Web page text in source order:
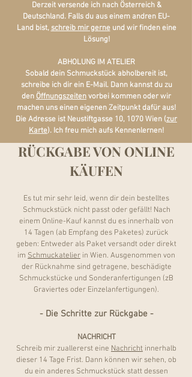
Derzeit versende ich nach Österreich &
Deutschland. Falls du aus einem andren EU-
Land bist, schreib mir gerneund wir finden eine
Lösung!
ABHOLUNG IM ATELIER
Sobald dein Schmuckstück abholbereit ist,
schreibe ich dir ein E-Mail. Dann kannst du zu
den Öffnungszeitenvorbei kommen oder wir
machen uns einen eigenen Zeitpunkt dafür aus!
Die Adresse ist Neustiftgasse 10, 1070 Wien (zur
Karte). Ich freu mich aufs Kennenlernen!
RÜCKGABE VON ONLINE
KÄUFEN
Es tut mir sehr leid, wenn dir dein bestelltes
Schmuckstück nicht passt oder gefällt! Nach
einem Online-Kauf kannst du es innerhalb von
14 Tagen (ab Empfang des Paketes) zurück
geben: Entweder als Paket versandt oder direkt
im Schmuckatelier in Wien. Ausgenommen von
der Rücknahme sind getragene, beschädigte
Schmuckstücke und Sonderanfertigungen (zB
Graviertes oder Einzelanfertigungen).
- DieSchritte zur Rückgabe -
NACHRICHT
Schreib mir zuallererst eine Nachricht innerhalb
dieser 14 Tage Frist. Dann können wir sehen, ob
du ein anderes Schmuckstück statt dessen